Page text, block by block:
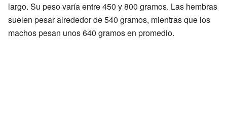
largo. Su peso varía entre 450 y 800 gramos. Las hembras
suelen pesar alrededor de 540 gramos, mientras que los
machos pesan unos 640 gramos en promedio.